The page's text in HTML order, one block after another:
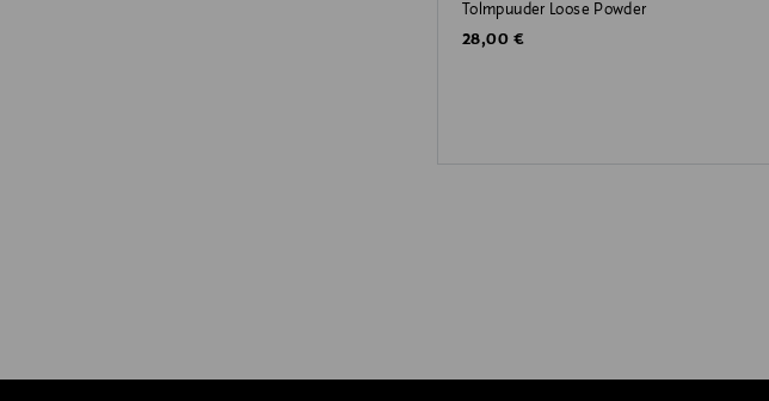
Tolmpuuder Loose Powder
Original Price
28,00 €